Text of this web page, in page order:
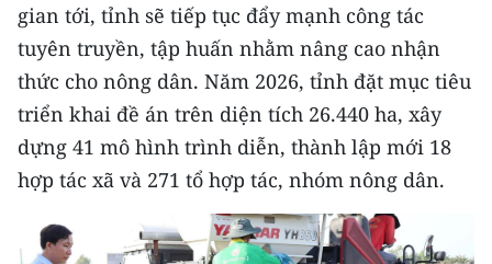
gian tới, tỉnh sẽ tiếp tục đẩy mạnh công tác
tuyên truyền, tập huấn nhằm nâng cao nhận
thức cho nông dân. Năm 2026, tỉnh đặt mục tiêu
triển khai đề án trên diện tích 26.440 ha, xây
dựng 41 mô hình trình diễn, thành lập mới 18
hợp tác xã và 271 tổ hợp tác, nhóm nông dân.